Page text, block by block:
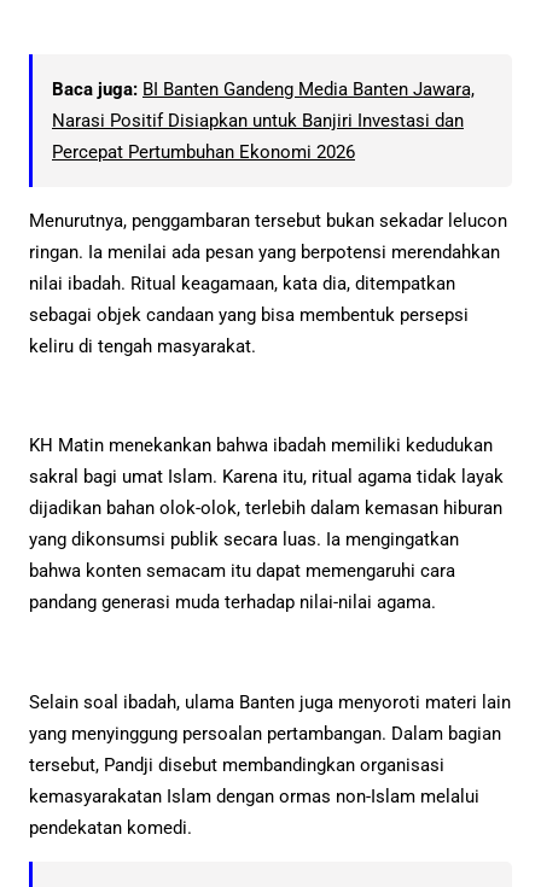
Baca juga: BI Banten Gandeng Media Banten Jawara,
Narasi Positif Disiapkan untuk Banjiri Investasi dan
Percepat Pertumbuhan Ekonomi 2026
Menurutnya, penggambaran tersebut bukan sekadar lelucon
ringan. Ia menilai ada pesan yang berpotensi merendahkan
nilai ibadah. Ritual keagamaan, kata dia, ditempatkan
sebagai objek candaan yang bisa membentuk persepsi
keliru di tengah masyarakat.
KH Matin menekankan bahwa ibadah memiliki kedudukan
sakral bagi umat Islam. Karena itu, ritual agama tidak layak
dijadikan bahan olok-olok, terlebih dalam kemasan hiburan
yang dikonsumsi publik secara luas. Ia mengingatkan
bahwa konten semacam itu dapat memengaruhi cara
pandang generasi muda terhadap nilai-nilai agama.
Selain soal ibadah, ulama Banten juga menyoroti materi lain
yang menyinggung persoalan pertambangan. Dalam bagian
tersebut, Pandji disebut membandingkan organisasi
kemasyarakatan Islam dengan ormas non-Islam melalui
pendekatan komedi.